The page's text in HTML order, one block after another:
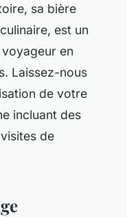
sa bière
est un
en
Laissez-nous
de votre
incluant des
de